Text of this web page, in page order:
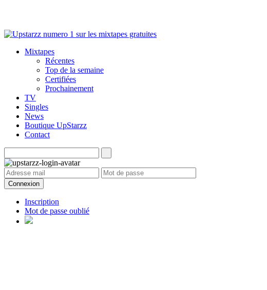
Mixtapes
Récentes
Top de la semaine
Certifiées
Prochainement
TV
Singles
News
Boutique UpStarzz
Contact
Connexion
Inscription
Mot de passe oublié